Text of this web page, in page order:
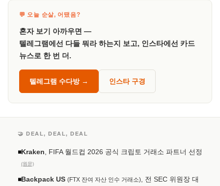
💬 오늘 순살, 어땠음?
혼자 보기 아까우면 —
텔레그램에선 다들 뭐라 하는지 보고, 인스타에선 카드
뉴스로 한 번 더.
텔레그램 수다방 → 인스타 구경
🤝 DEAL, DEAL, DEAL
◾Kraken , FIFA 월드컵 2026 공식 크립토 거래소 파트너 선정
(원문)
◾Backpack US (FTX 잔여 자산 인수 거래소) , 전 SEC 위원장 대